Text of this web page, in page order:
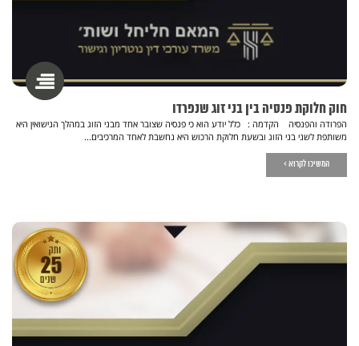
חוק חלוקת פנסיה בין בני זוג שנפרדו
הפרודה והפנסיה הקדמה : כלל יודע הוא כי פנסיה שצובר אחד מבני הזוג במהלך הנישואין היא
משותפת לשני בני הזוג ובשעת חלוקת הרכוש היא נחשבת לאחד המרכיבים...
המשיכו לקרוא >